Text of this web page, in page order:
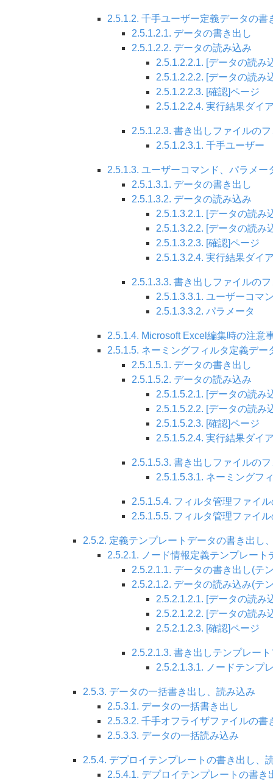
2.5.1.2. 千手ユーザー定義データの書
2.5.1.2.1. データの書き出し
2.5.1.2.2. データの読み込み
2.5.1.2.2.1. [データの読み
2.5.1.2.2.2. [データの読み
2.5.1.2.2.3. [確認]ページ
2.5.1.2.2.4. 実行結果ダイ
2.5.1.2.3. 書き出しファイルの
2.5.1.2.3.1. 千手ユーザー
2.5.1.3. ユーザーコマンド、パラメ
2.5.1.3.1. データの書き出し
2.5.1.3.2. データの読み込み
2.5.1.3.2.1. [データの読み
2.5.1.3.2.2. [データの読み
2.5.1.3.2.3. [確認]ページ
2.5.1.3.2.4. 実行結果ダイ
2.5.1.3.3. 書き出しファイルの
2.5.1.3.3.1. ユーザーコマ
2.5.1.3.3.2. パラメータ
2.5.1.4. Microsoft Excel編集時の注意
2.5.1.5. ネーミングフィルタ定義デー
2.5.1.5.1. データの書き出し
2.5.1.5.2. データの読み込み
2.5.1.5.2.1. [データの読み
2.5.1.5.2.2. [データの読み
2.5.1.5.2.3. [確認]ページ
2.5.1.5.2.4. 実行結果ダイ
2.5.1.5.3. 書き出しファイルの
2.5.1.5.3.1. ネーミングフ
2.5.1.5.4. フィルタ管理ファイ
2.5.1.5.5. フィルタ管理ファイ
2.5.2. 定義テンプレートデータの書き出し
2.5.2.1. ノード情報定義テンプレー
2.5.2.1.1. データの書き出し(テ
2.5.2.1.2. データの読み込み(テ
2.5.2.1.2.1. [データの読み
2.5.2.1.2.2. [データの読み
2.5.2.1.2.3. [確認]ページ
2.5.2.1.3. 書き出しテンプレー
2.5.2.1.3.1. ノードテンプ
2.5.3. データの一括書き出し、読み込み
2.5.3.1. データの一括書き出し
2.5.3.2. 千手オフライザファイルの書
2.5.3.3. データの一括読み込み
2.5.4. デプロイテンプレートの書き出し、
2.5.4.1. デプロイテンプレートの書き